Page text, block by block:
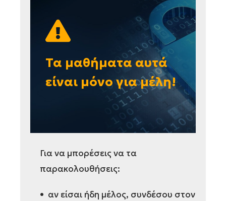
Τα μαθήματα αυτά
είναι μόνο για μέλη!
Για να μπορέσεις να τα
παρακολουθήσεις:
• αν είσαι ήδη μέλος, συνδέσου στον